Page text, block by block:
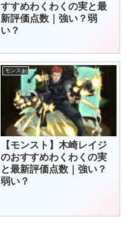
すすめわくわくの実と最
新評価点数｜強い？弱
い？
モンスト
【モンスト】木崎レイジ
のおすすめわくわくの実
と最新評価点数｜強い？
弱い？